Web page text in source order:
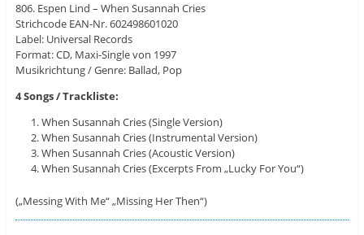
806. Espen Lind – When Susannah Cries
Strichcode EAN-Nr. 602498601020
Label: Universal Records
Format: CD, Maxi-Single von 1997
Musikrichtung / Genre: Ballad, Pop
4 Songs / Trackliste:
When Susannah Cries (Single Version)
When Susannah Cries (Instrumental Version)
When Susannah Cries (Acoustic Version)
When Susannah Cries (Excerpts From „Lucky For You“)
(„Messing With Me“ „Missing Her Then“)